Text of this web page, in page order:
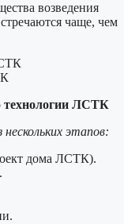
возведения
чаще, чем
технологии ЛСТК
этапов:
дома ЛСТК).